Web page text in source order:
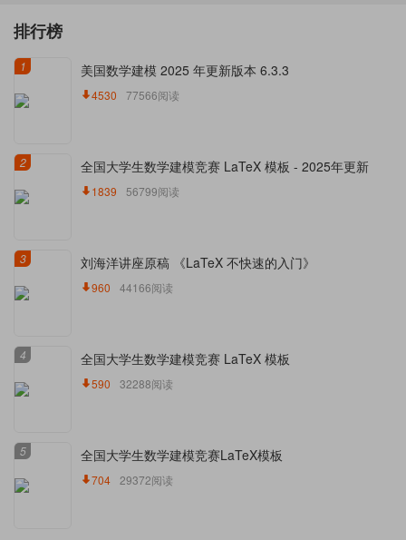
排行榜
1 美国数学建模 2025 年更新版本 6.3.3
4530 77566阅读
2 全国大学生数学建模竞赛 LaTeX 模板 - 2025年更新
1839 56799阅读
3 刘海洋讲座原稿 《LaTeX 不快速的入门》
960 44166阅读
4 全国大学生数学建模竞赛 LaTeX 模板
590 32288阅读
5 全国大学生数学建模竞赛LaTeX模板
704 29372阅读